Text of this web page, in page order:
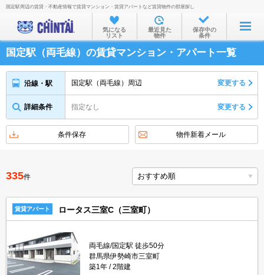
お部屋を探す
沿線・駅から
住所から
家賃相場から
物件特集から
不動産会社から
TOP
国定駅周辺の賃貸・不動産情報で賃貸マンション・賃貸アパートなど賃貸物件の部屋探し
気になる
リスト
最近見た
物件
保存中の
条件
国定駅（両毛線）の賃貸マンション・アパート一覧
沿線・駅 国定駅（両毛線）周辺 変更する
詳細条件 指定なし 変更する
条件保存 物件新着メール
335件
賃貸アパート ロータス三室C（三室町）
両毛線/国定駅 徒歩50分
群馬県伊勢崎市三室町
築1年
2階建